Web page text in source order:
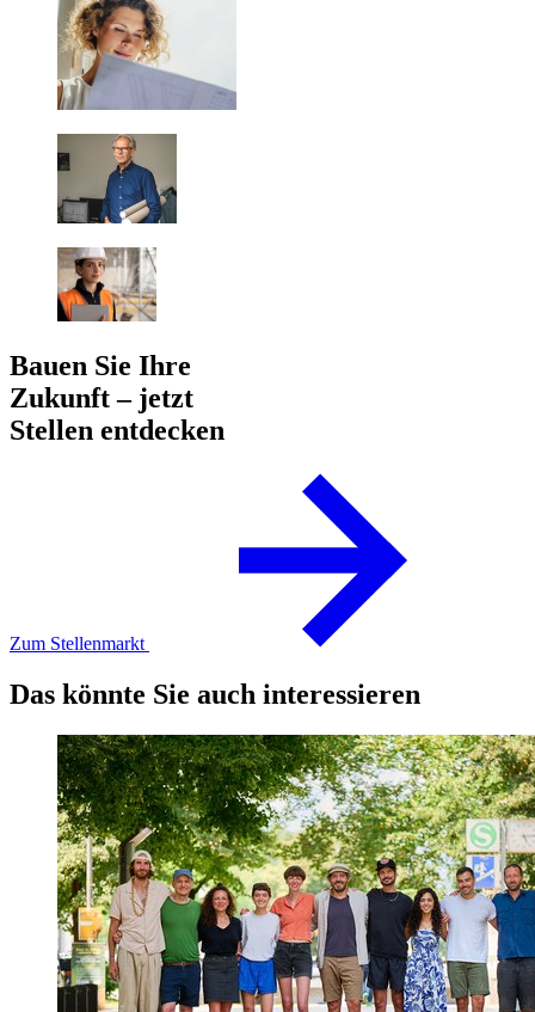
Bauen Sie Ihre
Zukunft – jetzt
Stellen entdecken
Zum Stellenmarkt
Das könnte Sie auch interessieren